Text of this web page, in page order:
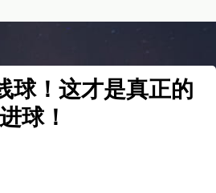
球！这才是真正的
球！